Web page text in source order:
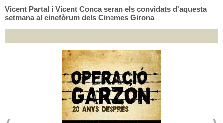
Vicent Partal i Vicent Conca seran els convidats d'aquesta
setmana al cinefòrum dels Cinemes Girona